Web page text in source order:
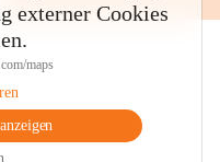
externer Cookies
maps